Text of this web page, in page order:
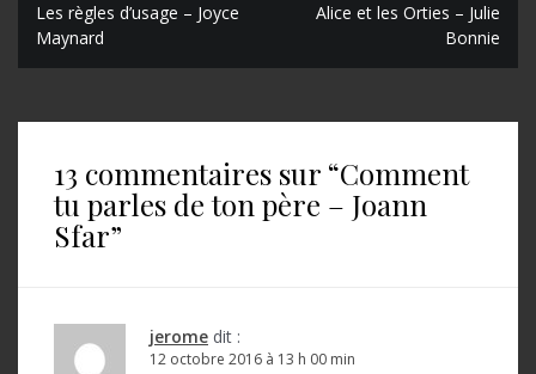
N
a
Les règles d’usage – Joyce
Maynard
Alice et les Orties – Julie
Bonnie
13 commentaires sur “Comment
tu parles de ton père – Joann
Sfar”
jerome dit :
12 octobre 2016 à 13 h 00 min